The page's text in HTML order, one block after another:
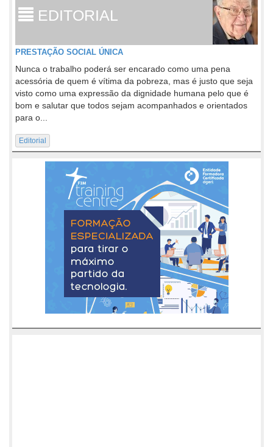
EDITORIAL
PRESTAÇÃO SOCIAL ÚNICA
Nunca o trabalho poderá ser encarado como uma pena
acessória de quem é vítima da pobreza, mas é justo que seja
visto como uma expressão da dignidade humana pelo que é
bom e salutar que todos sejam acompanhados e orientados
para o...
Editorial